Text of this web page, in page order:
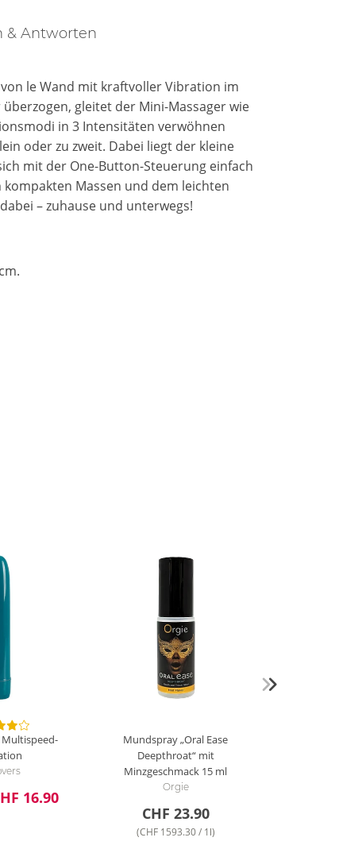
& Antworten
le Wand mit kraftvoller Vibration im
gleitet der Mini-Massager wie
in 3 Intensitäten verwöhnen
oder zu zweit. Dabei liegt der kleine
mit der One-Button-Steuerung einfach
Massen und dem leichten
– zuhause und unterwegs!
16.90
Mundspray „Oral Ease
Deepthroat“ mit
Minzgeschmack 15 ml
Orgie
CHF 23.90
(CHF 1593.30 / 1l)